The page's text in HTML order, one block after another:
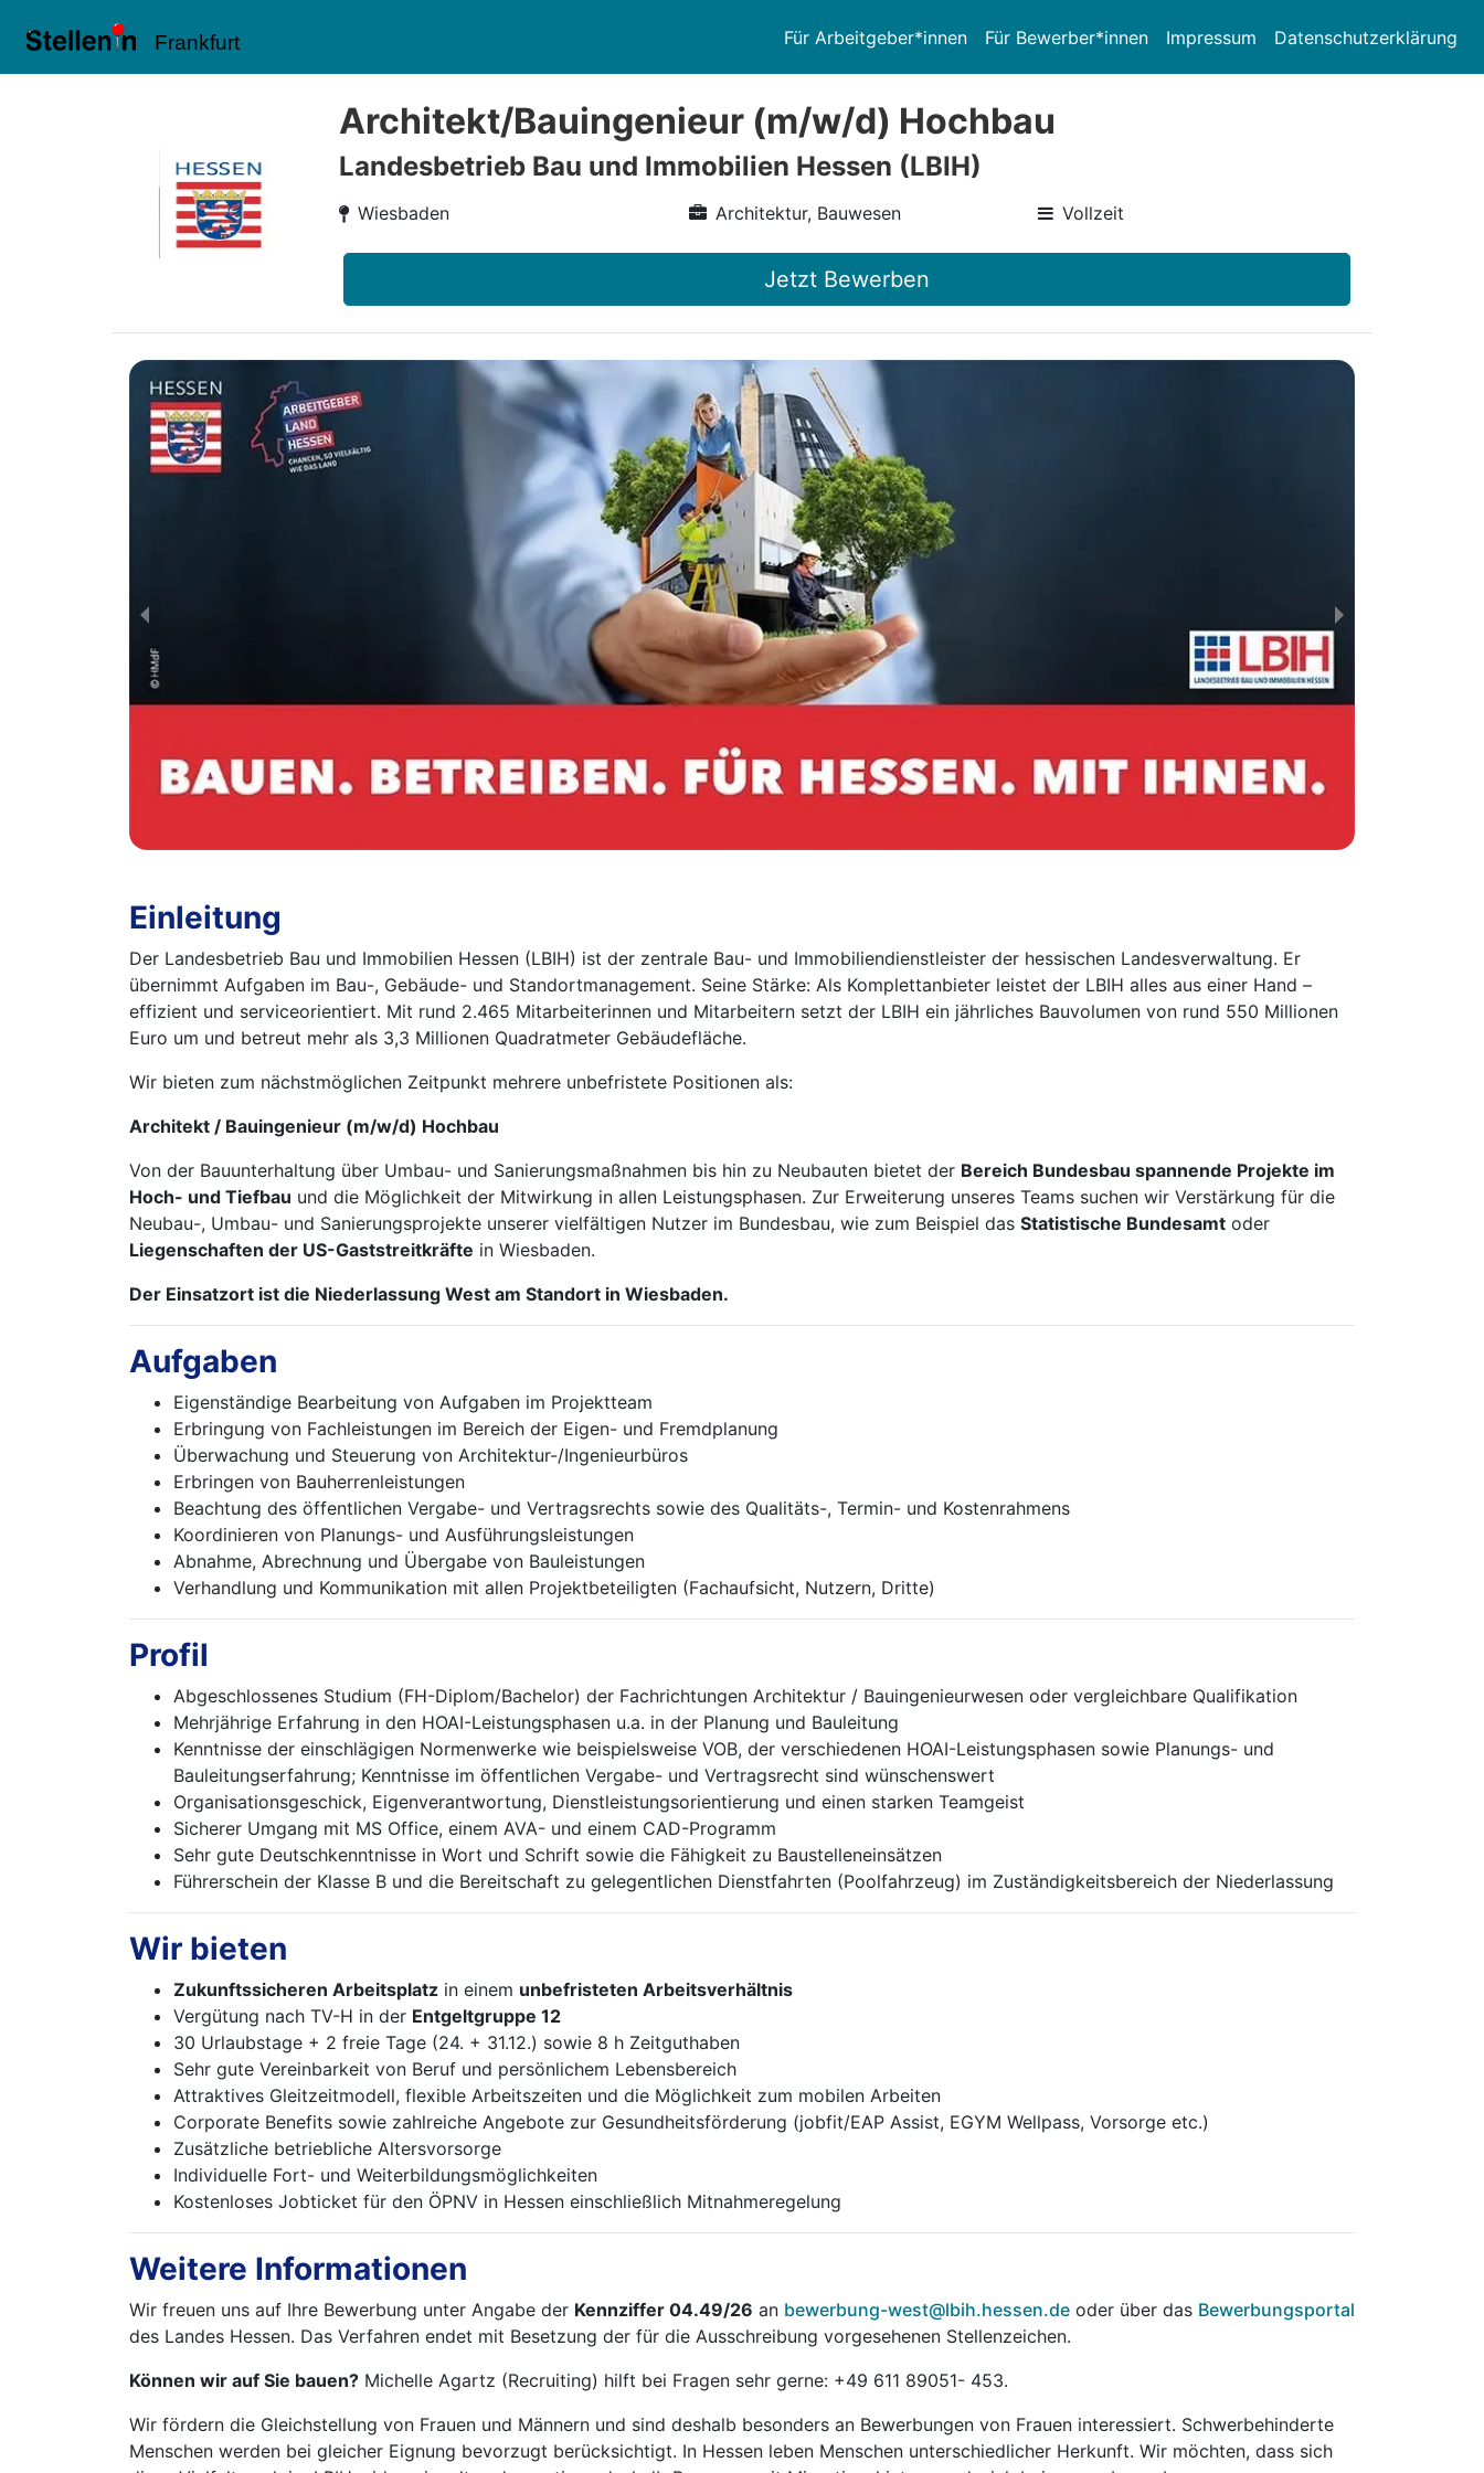
Frankfurt Für Arbeitgeber*innen Für Bewerber*innen Impressum Datenschutzerklärung
Architekt/Bauingenieur (m/w/d) Hochbau
Landesbetrieb Bau und Immobilien Hessen (LBIH)
Wiesbaden Architektur, Bauwesen Vollzeit
Jetzt Bewerben
Einleitung
Der Landesbetrieb Bau und Immobilien Hessen (LBIH) ist der zentrale Bau- und Immobiliendienstleister der hessischen Landesverwaltung. Er
übernimmt Aufgaben im Bau-, Gebäude- und Standortmanagement. Seine Stärke: Als Komplettanbieter leistet der LBIH alles aus einer Hand –
effizient und serviceorientiert. Mit rund 2.465 Mitarbeiterinnen und Mitarbeitern setzt der LBIH ein jährliches Bauvolumen von rund 550 Millionen
Euro um und betreut mehr als 3,3 Millionen Quadratmeter Gebäudefläche.
Wir bieten zum nächstmöglichen Zeitpunkt mehrere unbefristete Positionen als:
Architekt / Bauingenieur (m/w/d) Hochbau
Von der Bauunterhaltung über Umbau- und Sanierungsmaßnahmen bis hin zu Neubauten bietet der Bereich Bundesbau spannende Projekte im
Hoch- und Tiefbau und die Möglichkeit der Mitwirkung in allen Leistungsphasen. Zur Erweiterung unseres Teams suchen wir Verstärkung für die
Neubau-, Umbau- und Sanierungsprojekte unserer vielfältigen Nutzer im Bundesbau, wie zum Beispiel das Statistische Bundesamt oder
Liegenschaften der US-Gaststreitkräfte in Wiesbaden.
Der Einsatzort ist die Niederlassung West am Standort in Wiesbaden.
Aufgaben
Eigenständige Bearbeitung von Aufgaben im Projektteam
Erbringung von Fachleistungen im Bereich der Eigen- und Fremdplanung
Überwachung und Steuerung von Architektur-/Ingenieurbüros
Erbringen von Bauherrenleistungen
Beachtung des öffentlichen Vergabe- und Vertragsrechts sowie des Qualitäts-, Termin- und Kostenrahmens
Koordinieren von Planungs- und Ausführungsleistungen
Abnahme, Abrechnung und Übergabe von Bauleistungen
Verhandlung und Kommunikation mit allen Projektbeteiligten (Fachaufsicht, Nutzern, Dritte)
Profil
Abgeschlossenes Studium (FH-Diplom/Bachelor) der Fachrichtungen Architektur / Bauingenieurwesen oder vergleichbare Qualifikation
Mehrjährige Erfahrung in den HOAI-Leistungsphasen u.a. in der Planung und Bauleitung
Kenntnisse der einschlägigen Normenwerke wie beispielsweise VOB, der verschiedenen HOAI-Leistungsphasen sowie Planungs- und
Bauleitungserfahrung; Kenntnisse im öffentlichen Vergabe- und Vertragsrecht sind wünschenswert
Organisationsgeschick, Eigenverantwortung, Dienstleistungsorientierung und einen starken Teamgeist
Sicherer Umgang mit MS Office, einem AVA- und einem CAD-Programm
Sehr gute Deutschkenntnisse in Wort und Schrift sowie die Fähigkeit zu Baustelleneinsätzen
Führerschein der Klasse B und die Bereitschaft zu gelegentlichen Dienstfahrten (Poolfahrzeug) im Zuständigkeitsbereich der Niederlassung
Wir bieten
Zukunftssicheren Arbeitsplatz in einem unbefristeten Arbeitsverhältnis
Vergütung nach TV-H in der Entgeltgruppe 12
30 Urlaubstage + 2 freie Tage (24. + 31.12.) sowie 8 h Zeitguthaben
Sehr gute Vereinbarkeit von Beruf und persönlichem Lebensbereich
Attraktives Gleitzeitmodell, flexible Arbeitszeiten und die Möglichkeit zum mobilen Arbeiten
Corporate Benefits sowie zahlreiche Angebote zur Gesundheitsförderung (jobfit/EAP Assist, EGYM Wellpass, Vorsorge etc.)
Zusätzliche betriebliche Altersvorsorge
Individuelle Fort- und Weiterbildungsmöglichkeiten
Kostenloses Jobticket für den ÖPNV in Hessen einschließlich Mitnahmeregelung
Weitere Informationen
Wir freuen uns auf Ihre Bewerbung unter Angabe der Kennziffer 04.49/26 an bewerbung-west@lbih.hessen.de oder über das Bewerbungsportal
des Landes Hessen. Das Verfahren endet mit Besetzung der für die Ausschreibung vorgesehenen Stellenzeichen.
Können wir auf Sie bauen? Michelle Agartz (Recruiting) hilft bei Fragen sehr gerne: +49 611 89051- 453.
Wir fördern die Gleichstellung von Frauen und Männern und sind deshalb besonders an Bewerbungen von Frauen interessiert. Schwerbehinderte
Menschen werden bei gleicher Eignung bevorzugt berücksichtigt. In Hessen leben Menschen unterschiedlicher Herkunft. Wir möchten, dass sich